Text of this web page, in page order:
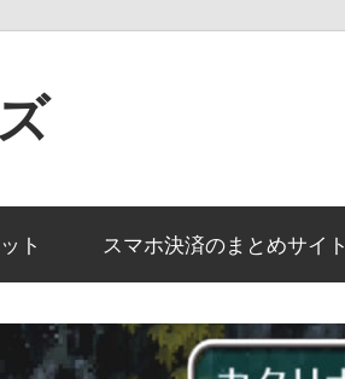
ト スマホ決済のまとめサイト